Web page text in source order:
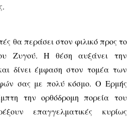
θα περάσει στον φιλικό προς το
Ζυγού. Η θέση αυξάνει την
δίνει έμφαση στον τομέα των
σας με πολύ κόσμο. Ο Ερμής
την ορθόδρομη πορεία του
επαγγελματικές κυρίως